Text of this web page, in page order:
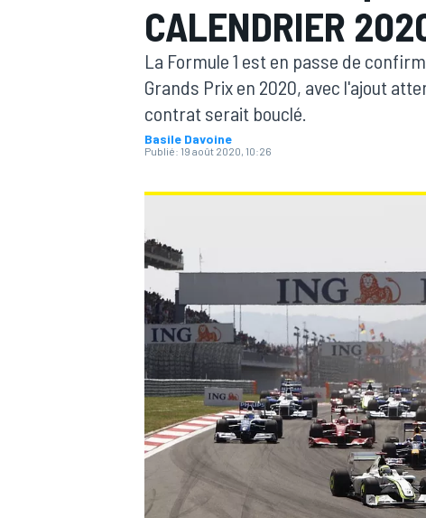
MOTOGP
WRC
CALENDRIER
La Formule 1 est en passe de
Grands Prix en 2020, avec l'ajout
contrat serait bouclé.
Basile Davoine
Publié: 19 août 2020, 10:26